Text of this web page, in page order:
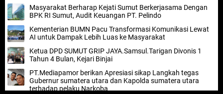
Masyarakat Berharap Kejati Sumut Berkerjasama Dengan
BPK RI Sumut, Audit Keuangan PT. Pelindo
Kementerian BUMN Pacu Transformasi Komunikasi Lewat
AI untuk Dampak Lebih Luas ke Masyarakat
Ketua DPD SUMUT GRIP JAYA.Samsul.Tarigan Divonis 1
Tahun 4 Bulan, Kejari Binjai
PT.Mediapamor berikan Apresiasi sikap Langkah tegas
Gubernur sumatera utara dan Kapolda sumatera utara
terhadap pelaku Narkoba